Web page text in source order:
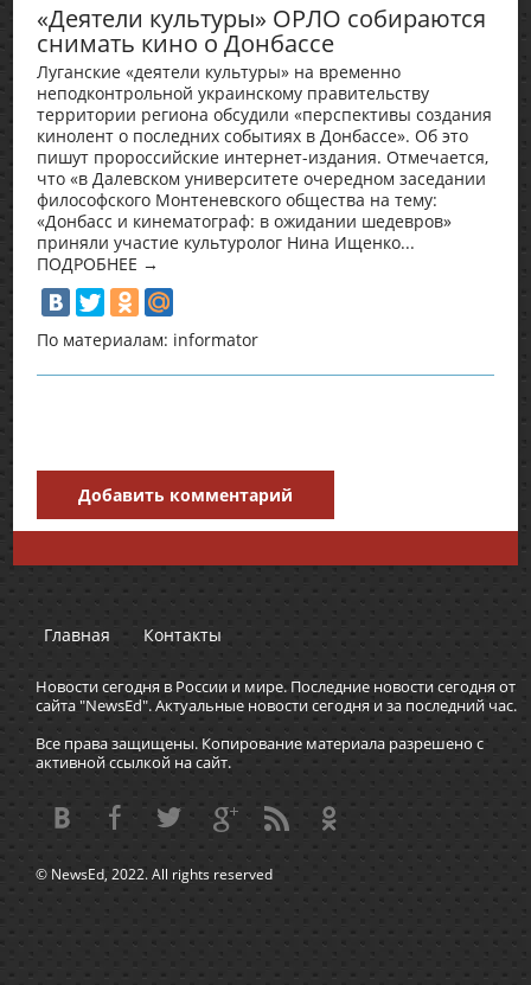
«Деятели культуры» ОРЛО собираются
снимать кино о Донбассе
Луганские «деятели культуры» на временно
неподконтрольной украинскому правительству
территории региона обсудили «перспективы создания
кинолент о последних событиях в Донбассе». Об это
пишут пророссийские интернет-издания. Отмечается,
что «в Далевском университете очередном заседании
философского Монтеневского общества на тему:
«Донбасс и кинематограф: в ожидании шедевров»
приняли участие культуролог Нина Ищенко...
ПОДРОБНЕЕ →
По материалам: informator
Добавить комментарий
Главная Контакты
Новости сегодня в России и мире. Последние новости сегодня от
сайта "NewsEd". Актуальные новости сегодня и за последний час.
Все права защищены. Копирование материала разрешено с
активной ссылкой на сайт.
© NewsEd, 2022. All rights reserved